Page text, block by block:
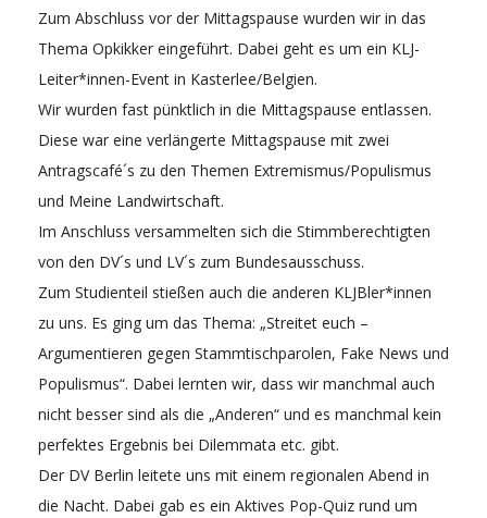
Zum Abschluss vor der Mittagspause wurden wir in das
Thema Opkikker eingeführt. Dabei geht es um ein KLJ-
Leiter*innen-Event in Kasterlee/Belgien.
Wir wurden fast pünktlich in die Mittagspause entlassen.
Diese war eine verlängerte Mittagspause mit zwei
Antragscafé´s zu den Themen Extremismus/Populismus
und Meine Landwirtschaft.
Im Anschluss versammelten sich die Stimmberechtigten
von den DV´s und LV´s zum Bundesausschuss.
Zum Studienteil stießen auch die anderen KLJBler*innen
zu uns. Es ging um das Thema: „Streitet euch –
Argumentieren gegen Stammtischparolen, Fake News und
Populismus“. Dabei lernten wir, dass wir manchmal auch
nicht besser sind als die „Anderen“ und es manchmal kein
perfektes Ergebnis bei Dilemmata etc. gibt.
Der DV Berlin leitete uns mit einem regionalen Abend in
die Nacht. Dabei gab es ein Aktives Pop-Quiz rund um